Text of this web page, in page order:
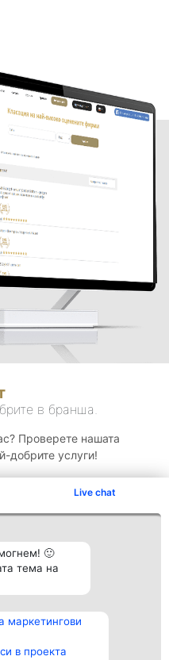
Live chat
🙂
тема на
маркетингови
в проекта
в бранша.
Проверете нашата
добрите услуги!
Контакти